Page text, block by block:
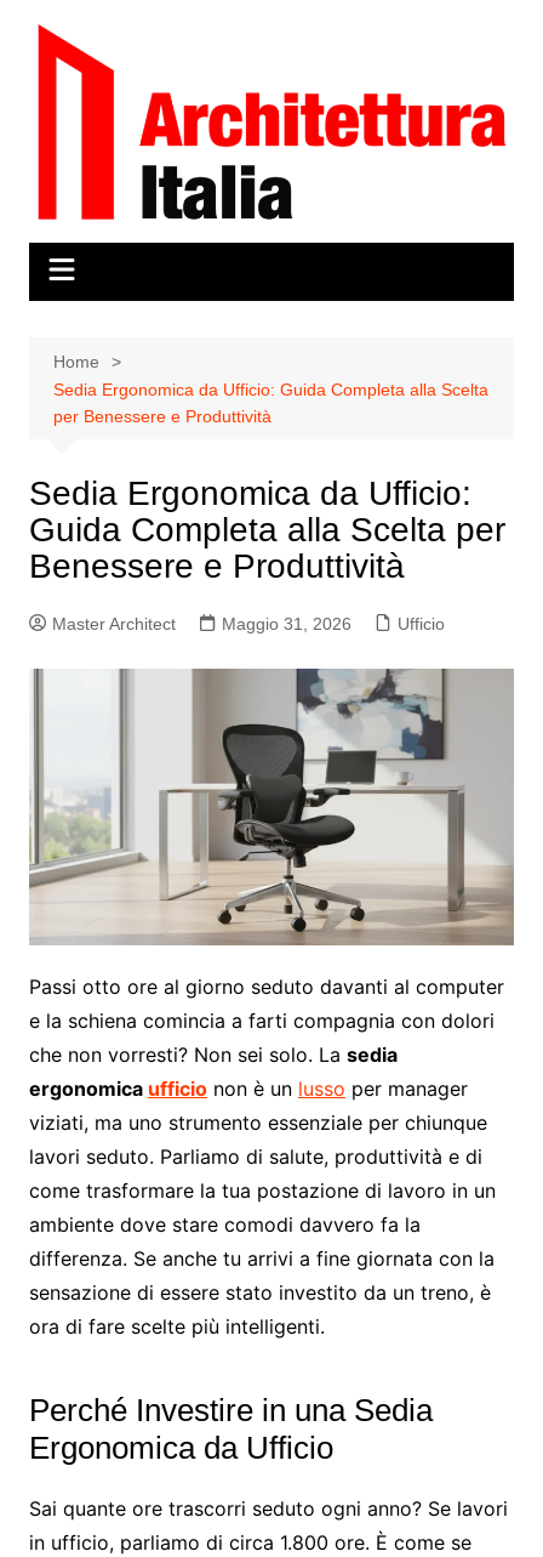
contenuto
Home
Sedia Ergonomica da Ufficio: Guida Completa alla Scelta
per Benessere e Produttività
Sedia Ergonomica da Ufficio:
Guida Completa alla Scelta per
Benessere e Produttività
Master Architect Maggio 31, 2026 Ufficio
Passi otto ore al giorno seduto davanti al computer
e la schiena comincia a farti compagnia con dolori
che non vorresti? Non sei solo. La sedia
ergonomica ufficionon è un lusso per manager
viziati, ma uno strumento essenziale per chiunque
lavori seduto. Parliamo di salute, produttività e di
come trasformare la tua postazione di lavoro in un
ambiente dove stare comodi davvero fa la
differenza. Se anche tu arrivi a fine giornata con la
sensazione di essere stato investito da un treno, è
ora di fare scelte più intelligenti.
Perché Investire in una Sedia
Ergonomica da Ufficio
Sai quante ore trascorri seduto ogni anno? Se lavori
in ufficio, parliamo di circa 1.800 ore. È come se